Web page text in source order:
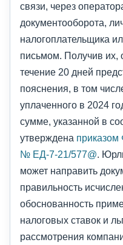
связи, через
документооборота,
налогоплательщика
письмом. Получив их,
течение 20 дней
пояснения, в том
уплаченного в 2024
сумме, указанной в
утверждена
№ ЕД-7-21/577@.
может направить
правильность
обоснованность
налоговых ставок и
рассмотрения